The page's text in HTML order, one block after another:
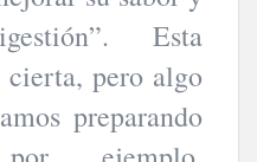
Esta
pero algo
preparando